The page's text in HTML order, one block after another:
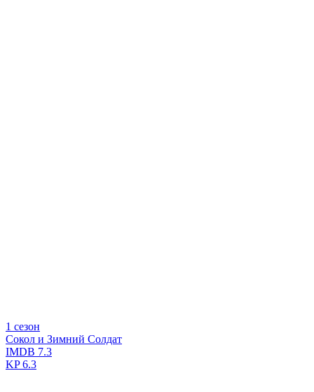
1 сезон
Сокол и Зимний Солдат
IMDB 7.3
KP6.3